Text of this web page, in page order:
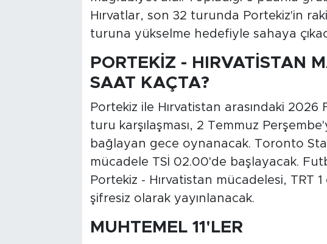
Hırvatlar, son 32 turunda Portekiz'in
turuna yükselme hedefiyle sahaya
PORTEKİZ - HIRVATİSTAN
SAAT KAÇTA?
Portekiz ile Hırvatistan arasındaki 2026
turu karşılaşması, 2 Temmuz
bağlayan gece oynanacak. Toronto
mücadele TSİ 02.00'de başlayacak.
Portekiz - Hırvatistan mücadelesi, TRT
şifresiz olarak yayınlanacak.
MUHTEMEL 11'LER